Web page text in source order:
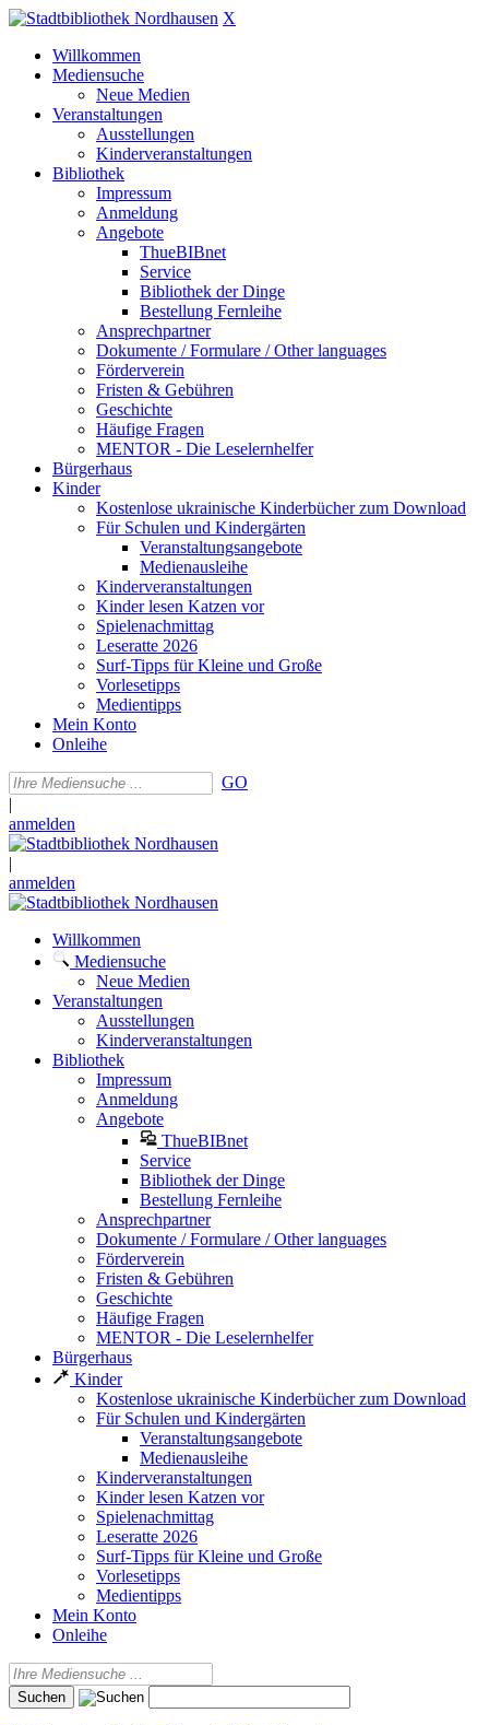
X
Willkommen
Mediensuche
Neue Medien
Veranstaltungen
Ausstellungen
Kinderveranstaltungen
Bibliothek
Impressum
Anmeldung
Angebote
ThueBIBnet
Service
Bibliothek der Dinge
Bestellung Fernleihe
Ansprechpartner
Dokumente / Formulare / Other languages
Förderverein
Fristen & Gebühren
Geschichte
Häufige Fragen
MENTOR - Die Leselernhelfer
Bürgerhaus
Kinder
Kostenlose ukrainische Kinderbücher zum Download
Für Schulen und Kindergärten
Veranstaltungsangebote
Medienausleihe
Kinderveranstaltungen
Kinder lesen Katzen vor
Spielenachmittag
Leseratte 2026
Surf-Tipps für Kleine und Große
Vorlesetipps
Medientipps
Mein Konto
Onleihe
GO
|
anmelden
|
anmelden
Willkommen
Mediensuche
Neue Medien
Veranstaltungen
Ausstellungen
Kinderveranstaltungen
Bibliothek
Impressum
Anmeldung
Angebote
ThueBIBnet
Service
Bibliothek der Dinge
Bestellung Fernleihe
Ansprechpartner
Dokumente / Formulare / Other languages
Förderverein
Fristen & Gebühren
Geschichte
Häufige Fragen
MENTOR - Die Leselernhelfer
Bürgerhaus
Kinder
Kostenlose ukrainische Kinderbücher zum Download
Für Schulen und Kindergärten
Veranstaltungsangebote
Medienausleihe
Kinderveranstaltungen
Kinder lesen Katzen vor
Spielenachmittag
Leseratte 2026
Surf-Tipps für Kleine und Große
Vorlesetipps
Medientipps
Mein Konto
Onleihe